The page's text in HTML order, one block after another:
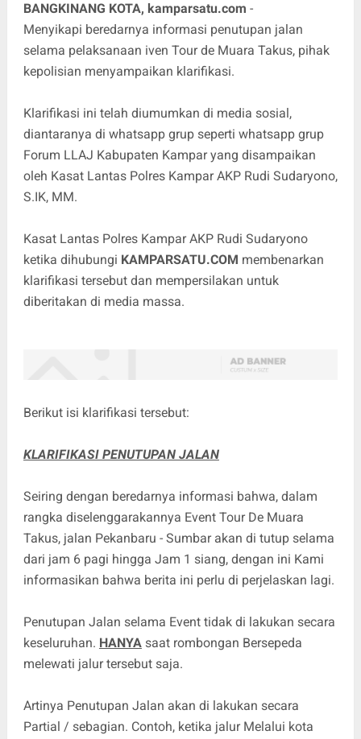
BANGKINANG KOTA, kamparsatu.com -
Menyikapi beredarnya informasi penutupan jalan
selama pelaksanaan iven Tour de Muara Takus, pihak
kepolisian menyampaikan klarifikasi.
Klarifikasi ini telah diumumkan di media sosial,
diantaranya di whatsapp grup seperti whatsapp grup
Forum LLAJ Kabupaten Kampar yang disampaikan
oleh Kasat Lantas Polres Kampar AKP Rudi Sudaryono,
S.IK, MM.
Kasat Lantas Polres Kampar AKP Rudi Sudaryono
ketika dihubungi KAMPARSATU.COM membenarkan
klarifikasi tersebut dan mempersilakan untuk
diberitakan di media massa.
Berikut isi klarifikasi tersebut:
KLARIFIKASI PENUTUPAN JALAN
Seiring dengan beredarnya informasi bahwa, dalam
rangka diselenggarakannya Event Tour De Muara
Takus, jalan Pekanbaru - Sumbar akan di tutup selama
dari jam 6 pagi hingga Jam 1 siang, dengan ini Kami
informasikan bahwa berita ini perlu di perjelaskan lagi.
Penutupan Jalan selama Event tidak di lakukan secara
keseluruhan. HANYAsaat rombongan Bersepeda
melewati jalur tersebut saja.
Artinya Penutupan Jalan akan di lakukan secara
Partial / sebagian. Contoh, ketika jalur Melalui kota